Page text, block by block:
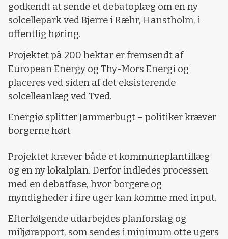
godkendt at sende et debatoplæg om en ny
solcellepark ved Bjerre i Ræhr, Hanstholm, i
offentlig høring.
Projektet på 200 hektar er fremsendt af
European Energy og Thy-Mors Energi og
placeres ved siden af det eksisterende
solcelleanlæg ved Tved.
Energiø splitter Jammerbugt – politiker kræver
borgerne hørt
Projektet kræver både et kommuneplantillæg
og en ny lokalplan. Derfor indledes processen
med en debatfase, hvor borgere og
myndigheder i fire uger kan komme med input.
Efterfølgende udarbejdes planforslag og
miljørapport, som sendes i minimum otte ugers